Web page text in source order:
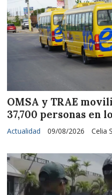
OMSA y TRAE
37,700 personas en
Celia
Actualidad 09/08/2026